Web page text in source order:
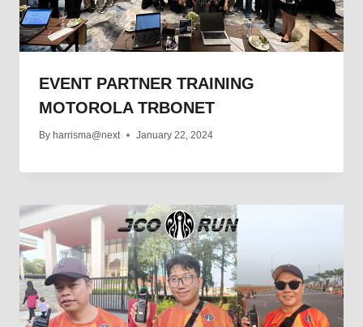
EVENT PARTNER TRAINING
MOTOROLA TRBONET
By harrisma@next January 22, 2024